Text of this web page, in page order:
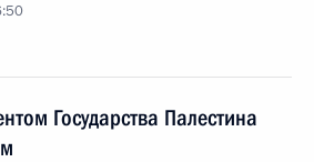
Государства Палестина